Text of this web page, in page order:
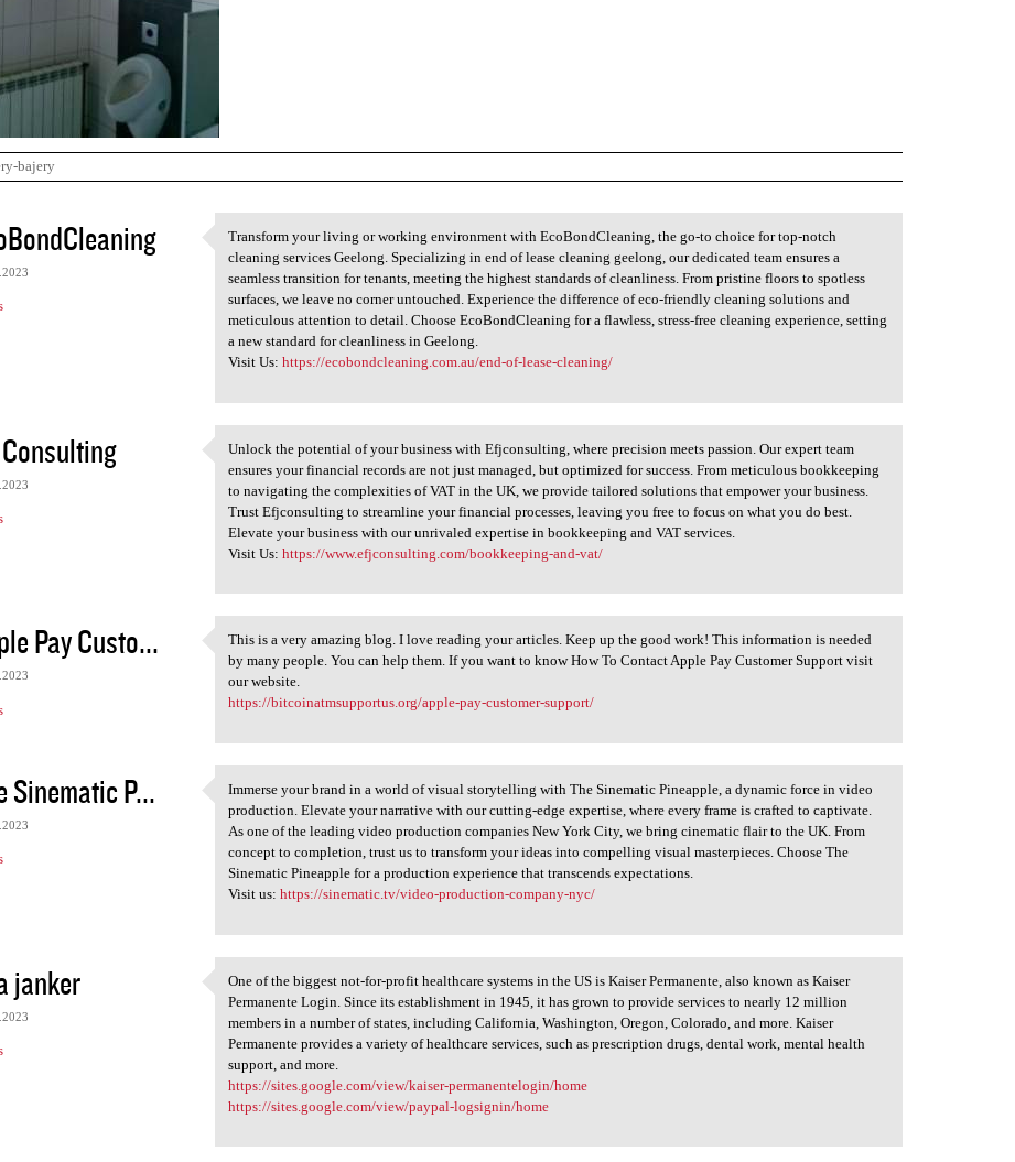
bajery
Transform your living or
Transform your living or working environment with EcoBondCleaning, the go-to choice for top-notch
cleaning services Geelong. Specializing in end of lease cleaning geelong, our dedicated team ensures a
seamless transition for tenants, meeting the highest standards of cleanliness. From pristine floors to spotless
surfaces, we leave no corner untouched. Experience the difference of eco-friendly cleaning solutions and
meticulous attention to detail. Choose EcoBondCleaning for a flawless, stress-free cleaning experience, setting
a new standard for cleanliness in Geelong.
Visit Us:https://ecobondcleaning.com.au/end-of-lease-cleaning/
Unlock the potential of your
Unlock the potential of your business with Efjconsulting, where precision meets passion. Our expert team
ensures your financial records are not just managed, but optimized for success. From meticulous bookkeeping
to navigating the complexities of VAT in the UK, we provide tailored solutions that empower your business.
Trust Efjconsulting to streamline your financial processes, leaving you free to focus on what you do best.
Elevate your business with our unrivaled expertise in bookkeeping and VAT services.
Visit Us:https://www.efjconsulting.com/bookkeeping-and-vat/
Pay Custo... This is a very amazing blog.
This is a very amazing blog. I love reading your articles. Keep up the good work! This information is needed
by many people. You can help them. If you want to know How To Contact Apple Pay Customer Support visit
our website.
https://bitcoinatmsupportus.org/apple-pay-customer-support/
Sinematic P... Immerse your brand in a world
Immerse your brand in a world of visual storytelling with The Sinematic Pineapple, a dynamic force in video
production. Elevate your narrative with our cutting-edge expertise, where every frame is crafted to captivate.
As one of the leading video production companies New York City, we bring cinematic flair to the UK. From
concept to completion, trust us to transform your ideas into compelling visual masterpieces. Choose The
Sinematic Pineapple for a production experience that transcends expectations.
Visit us:https://sinematic.tv/video-production-company-nyc/
janker One of the biggest not-for
One of the biggest not-for-profit healthcare systems in the US is Kaiser Permanente, also known as Kaiser
Permanente Login. Since its establishment in 1945, it has grown to provide services to nearly 12 million
members in a number of states, including California, Washington, Oregon, Colorado, and more. Kaiser
Permanente provides a variety of healthcare services, such as prescription drugs, dental work, mental health
support, and more.
https://sites.google.com/view/kaiser-permanentelogin/home
https://sites.google.com/view/paypal-logsignin/home